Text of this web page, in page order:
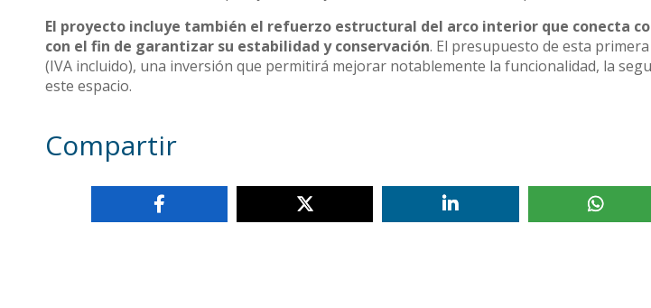
El proyecto incluye también el refuerzo estructural del arco interior que conecta
con el fin de garantizar su estabilidad y conservación. El presupuesto de esta
(IVA incluido), una inversión que permitirá mejorar notablemente la funcionalidad, la
este espacio.
Compartir